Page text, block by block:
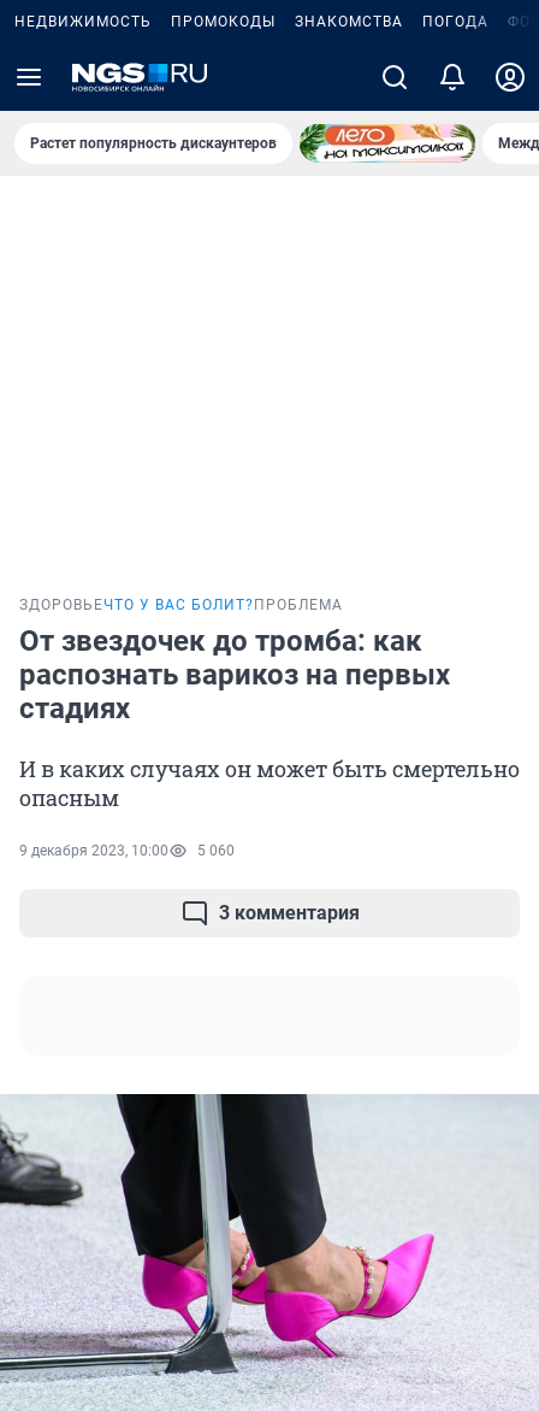
НЕДВИЖИМОСТЬ ПРОМОКОДЫ ЗНАКОМСТВА ПОГОДА
Растет популярность дискаунтеров
ЗДОРОВЬЕЧТО У ВАС БОЛИТ? ПРОБЛЕМА
От звездочек до тромба: как
распознать варикоз на первых
стадиях
И в каких случаях он может быть смертельно
опасным
9 декабря 2023, 10:00 5 060
3 комментария